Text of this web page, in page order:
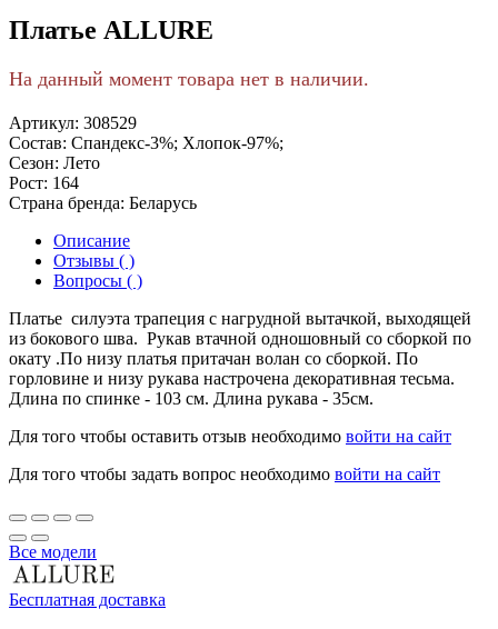
Платье ALLURE
На данный момент товара нет в наличии.
Артикул: 308529
Состав: Спандекс-3%; Хлопок-97%;
Сезон: Лето
Рост: 164
Страна бренда: Беларусь
Описание
Отзывы ( )
Вопросы ( )
Платье силуэта трапеция с нагрудной вытачкой, выходящей
из бокового шва. Рукав втачной одношовный со сборкой по
окату .По низу платья притачан волан со сборкой. По
горловине и низу рукава настрочена декоративная тесьма.
Длина по спинке - 103 см. Длина рукава - 35см.
Для того чтобы оставить отзыв необходимо войти на сайт
Для того чтобы задать вопрос необходимо войти на сайт
Все модели
Бесплатная доставка